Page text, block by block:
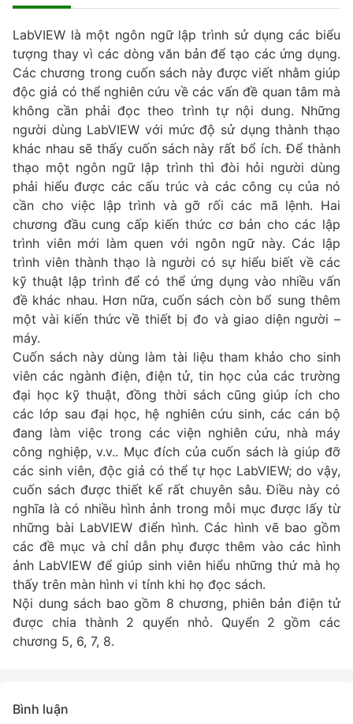
LabVIEW là một ngôn ngữ lập trình sử dụng các biểu
tượng thay vì các dòng văn bản để tạo các ứng dụng.
Các chương trong cuốn sách này được viết nhằm giúp
độc giả có thể nghiên cứu về các vấn đề quan tâm mà
không cần phải đọc theo trình tự nội dung. Những
người dùng LabVIEW với mức độ sử dụng thành thạo
khác nhau sẽ thấy cuốn sách này rất bổ ích. Để thành
thạo một ngôn ngữ lập trình thì đòi hỏi người dùng
phải hiểu được các cấu trúc và các công cụ của nó
cần cho việc lập trình và gỡ rối các mã lệnh. Hai
chương đầu cung cấp kiến thức cơ bản cho các lập
trình viên mới làm quen với ngôn ngữ này. Các lập
trình viên thành thạo là người có sự hiểu biết về các
kỹ thuật lập trình để có thể ứng dụng vào nhiều vấn
đề khác nhau. Hơn nữa, cuốn sách còn bổ sung thêm
một vài kiến thức về thiết bị đo và giao diện người –
máy.
Cuốn sách này dùng làm tài liệu tham khảo cho sinh
viên các ngành điện, điện tử, tin học của các trường
đại học kỹ thuật, đồng thời sách cũng giúp ích cho
các lớp sau đại học, hệ nghiên cứu sinh, các cán bộ
đang làm việc trong các viện nghiên cứu, nhà máy
công nghiệp, v.v.. Mục đích của cuốn sách là giúp đỡ
các sinh viên, độc giả có thể tự học LabVIEW; do vậy,
cuốn sách được thiết kế rất chuyên sâu. Điều này có
nghĩa là có nhiều hình ảnh trong mỗi mục được lấy từ
những bài LabVIEW điển hình. Các hình vẽ bao gồm
các đề mục và chỉ dẫn phụ được thêm vào các hình
ảnh LabVIEW để giúp sinh viên hiểu những thứ mà họ
thấy trên màn hình vi tính khi họ đọc sách.
Nội dung sách bao gồm 8 chương, phiên bản điện tử
được chia thành 2 quyển nhỏ. Quyển 2 gồm các
chương 5, 6, 7, 8.
Bình luận